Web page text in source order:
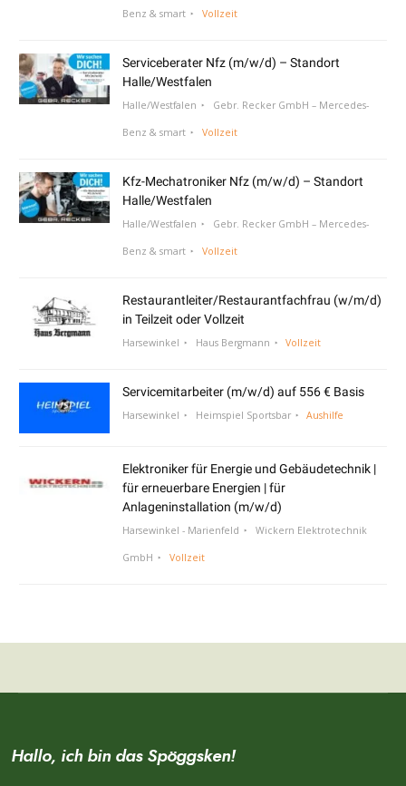
Benz & smart Vollzeit
Serviceberater Nfz (m/w/d) – Standort
Halle/Westfalen
Halle/Westfalen Gebr. Recker GmbH – Mercedes-
Benz & smart Vollzeit
Kfz-Mechatroniker Nfz (m/w/d) – Standort
Halle/Westfalen
Halle/Westfalen Gebr. Recker GmbH – Mercedes-
Benz & smart Vollzeit
Restaurantleiter/Restaurantfachfrau (w/m/d)
in Teilzeit oder Vollzeit
Harsewinkel Haus Bergmann Vollzeit
Servicemitarbeiter (m/w/d) auf 556 € Basis
Harsewinkel Heimspiel Sportsbar Aushilfe
Elektroniker für Energie und Gebäudetechnik |
für erneuerbare Energien | für
Anlageninstallation (m/w/d)
Harsewinkel - Marienfeld Wickern Elektrotechnik
GmbH Vollzeit
Hallo, ich bin das Spöggsken!